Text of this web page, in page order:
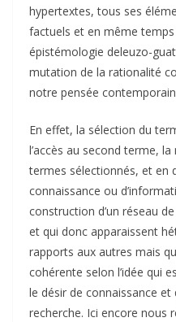
hypertextes, tous ses
factuels et en même temps
épistémologie deleuzo-
mutation de la rationalité
notre pensée
En effet, la sélection du
l’accès au second terme,
termes sélectionnés, et en
connaissance ou
construction d’un réseau
et qui donc apparaissent
rapports aux autres mais
cohérente selon l’idée qui
le désir de connaissance
recherche. Ici encore nous